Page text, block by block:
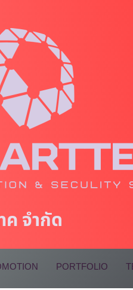
ค จำกัด
PORTFOLIO